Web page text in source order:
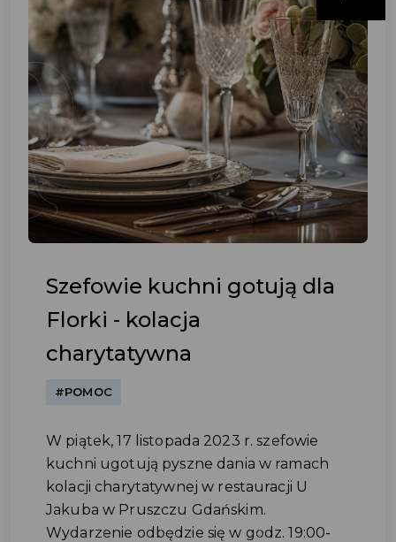
Szefowie kuchni gotują dla
Florki - kolacja
charytatywna
#POMOC
W piątek, 17 listopada 2023 r. szefowie
kuchni ugotują pyszne dania w ramach
kolacji charytatywnej w restauracji U
Jakuba w Pruszczu Gdańskim.
Wydarzenie odbędzie się w godz. 19:00-